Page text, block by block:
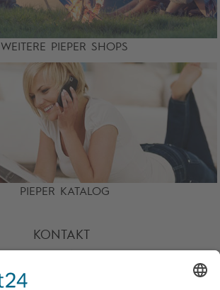
WEITERE PIEPER SHOPS
PIEPER KATALOG
KONTAKT
HOTLINE